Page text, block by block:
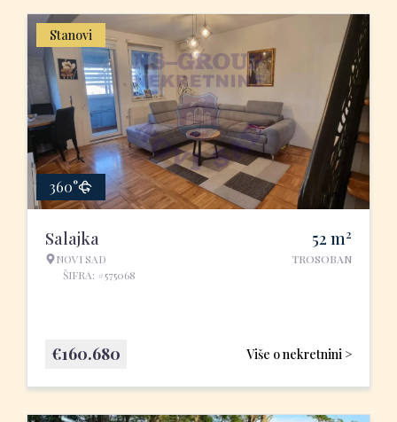
Stanovi
360°
Salajka
NOVI SAD
ŠIFRA: #575068
52 m2
TROSOBAN
Više o nekretnini >
€160.680